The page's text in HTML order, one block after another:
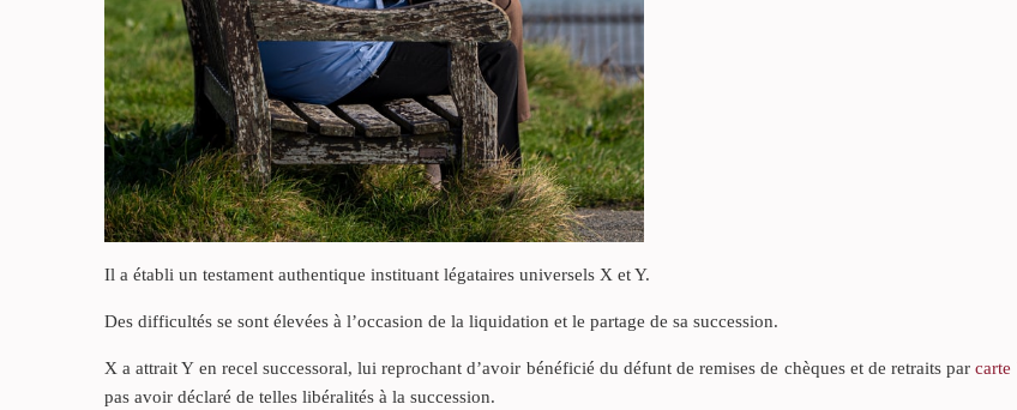
Il a établi un testament authentique instituant légataires universels X et Y.
Des difficultés se sont élevées à l’occasion de la liquidation et le partage de sa succession.
X a attrait Y en recel successoral, lui reprochant d’avoir bénéficié du défunt de remises de chèques et de retraits parcarte
pas avoir déclaré de telles libéralités à la succession.